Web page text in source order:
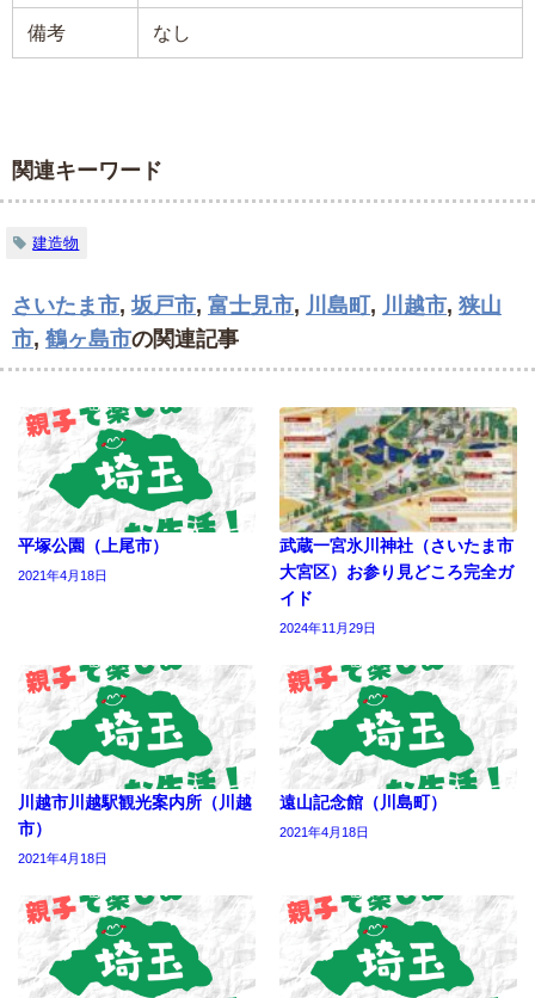
備考 なし
関連キーワード
建造物
さいたま市,坂戸市, 富士見市, 川島町 , 川越市, 狭山
市, 鶴ヶ島市の関連記事
平塚公園（上尾市）
2021年4月18日
武蔵一宮氷川神社（さいたま市
大宮区）お参り見どころ完全ガ
イド
2024年11月29日
川越市川越駅観光案内所（川越
市）
2021年4月18日
遠山記念館（川島町）
2021年4月18日